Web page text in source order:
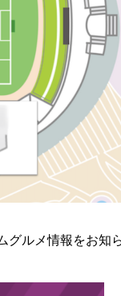
ルメ情報をお知